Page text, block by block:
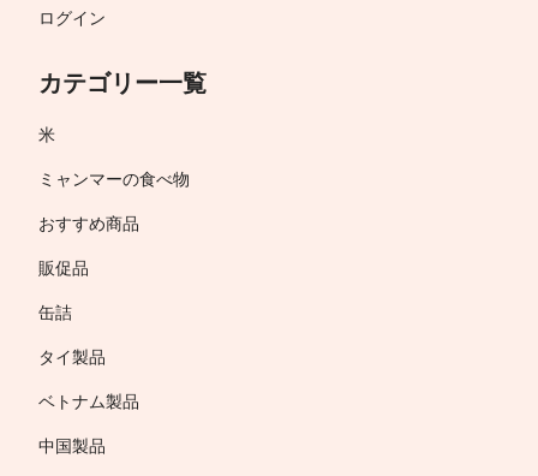
ログイン
カテゴリー一覧
米
ミャンマーの食べ物
おすすめ商品
販促品
缶詰
タイ製品
ベトナム製品
中国製品